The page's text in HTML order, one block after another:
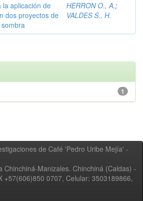
la aplicación de
dos proyectos de
HERRON O., A.;
VALDES S., H.
1
de Café 'Pedro Uribe Mejía' -
Chinchiná-Manizales. Chinchiná (Caldas) -
+57(606)850 0707, Celular: 3503189866,